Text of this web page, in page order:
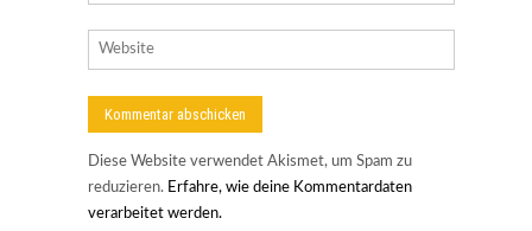
Diese Website verwendet Akismet, um Spam zu
reduzieren. Erfahre, wie deine Kommentardaten
verarbeitet werden.